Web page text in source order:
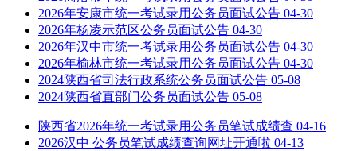
2026年安康市统一考试录用公务员面试公告 04-30
2026年杨凌示范区公务员面试公告 04-30
2026年汉中市统一考试录用公务员面试公告 04-30
2026年榆林市统一考试录用公务员面试公告 04-30
2024陕西省司法行政系统公务员面试公告 05-08
2024陕西省直部门公务员面试公告 05-08
陕西省2026年统一考试录用公务员笔试成绩查 04-16
2026汉中 公务员笔试成绩查询网址开通啦 04-13